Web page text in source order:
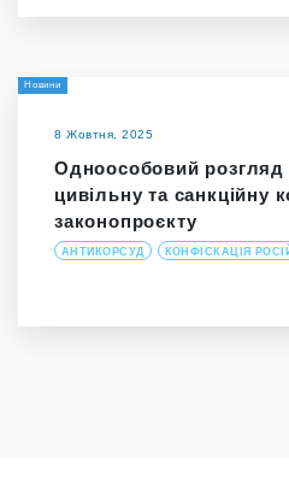
Новини
8 Жовтня, 2025
Одноособовий розгляд
цивільну та санкційну
законопроєкту
АНТИКОРСУД КОНФІСКАЦІЯ